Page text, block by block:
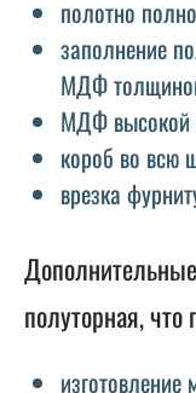
полотно
заполнение
МДФ
МДФ высокой
короб во всю
врезка
полуторная, что